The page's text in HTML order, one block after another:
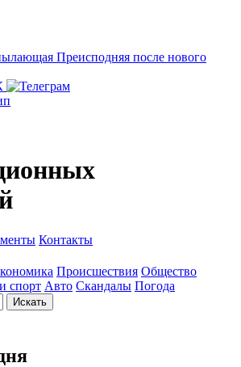
Преисподняя после нового
Контакты
Происшествия Общество
спорт Авто Скандалы Погода